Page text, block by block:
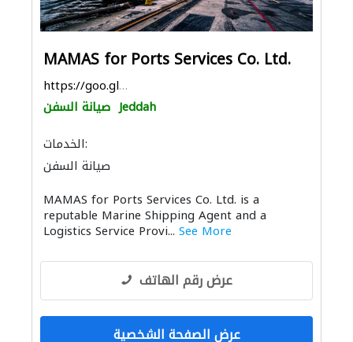
MAMAS for Ports Services Co. Ltd.
https://goo.gl/maps/V1eaBkpaXoo82GPn8
صيانة السفن Jeddah
الخدمات:
صيانة السفن
MAMAS for Ports Services Co. Ltd. is a
reputable Marine Shipping Agent and a
Logistics Service Provi... See More
عرض رقم الهاتف
عرض الصفحة الشخصية